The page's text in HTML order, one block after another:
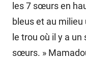
les 7 sœurs en
bleus et au milieu
le trou où il y a
sœurs. »